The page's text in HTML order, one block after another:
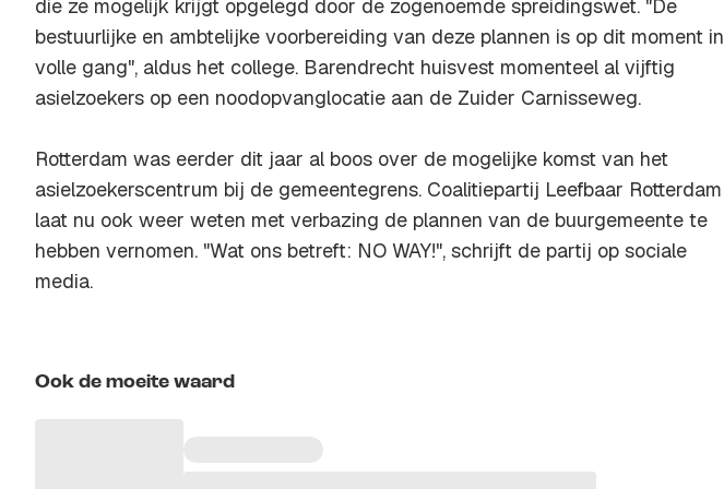
die ze mogelijk krijgt opgelegd door de zogenoemde spreidingswet. "De
bestuurlijke en ambtelijke voorbereiding van deze plannen is op dit moment in
volle gang", aldus het college. Barendrecht huisvest momenteel al vijftig
asielzoekers op een noodopvanglocatie aan de Zuider Carnisseweg.
Rotterdam was eerder dit jaar al boos over de mogelijke komst van het
asielzoekerscentrum bij de gemeentegrens. Coalitiepartij Leefbaar Rotterdam
laat nu ook weer weten met verbazing de plannen van de buurgemeente te
hebben vernomen. "Wat ons betreft: NO WAY!", schrijft de partij op sociale
media.
Ook de moeite waard